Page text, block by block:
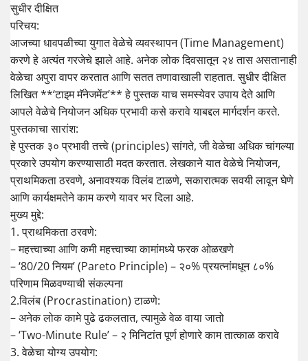
सुधीर दीक्षित
परिचय:
आजच्या धावपळीच्या युगात वेळेचे व्यवस्थापन (Time Management)
करणे हे अत्यंत गरजेचे झाले आहे. अनेक लोक दिवसातून २४ तास असतानाही
वेळेचा अपुरा वापर करतात आणि सतत तणावाखाली राहतात. सुधीर दीक्षित
लिखित **‘टाइम मॅनेजमेंट’** हे पुस्तक याच समस्येवर उपाय देते आणि
आपले वेळेचे नियोजन अधिक प्रभावी कसे करावे याबद्दल मार्गदर्शन करते.
पुस्तकाचा सारांश:
हे पुस्तक ३० प्रभावी तत्त्वे (principles) सांगते, जी वेळेचा अधिक चांगल्या
प्रकारे उपयोग करण्यासाठी मदत करतात. लेखकाने यात वेळेचे नियोजन,
प्राथमिकता ठरवणे, अनावश्यक विलंब टाळणे, सकारात्मक सवयी लावून घेणे
आणि कार्यक्षमतेने काम करणे यावर भर दिला आहे.
मुख्य मुद्दे:
1. प्राथमिकता ठरवणे:
– महत्त्वाच्या आणि कमी महत्त्वाच्या कामांमध्ये फरक ओळखणे
– ‘80/20 नियम’ (Pareto Principle) – २०% प्रयत्नांमधून ८०%
परिणाम मिळवण्याची संकल्पना
2.विलंब (Procrastination) टाळणे:
– अनेक लोक कामे पुढे ढकलतात, त्यामुळे वेळ वाया जातो
– ‘Two-Minute Rule’ – २ मिनिटांत पूर्ण होणारे काम तात्काळ करावे
3. वेळेचा योग्य उपयोग: